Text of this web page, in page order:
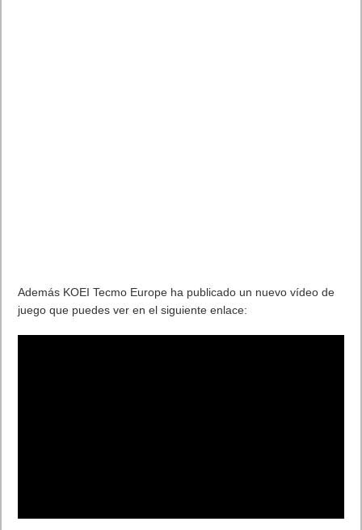
Además KOEI Tecmo Europe ha publicado un nuevo vídeo de
juego que puedes ver en el siguiente enlace: